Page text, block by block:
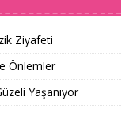
Ziyafeti
Önlemler
Yaşanıyor